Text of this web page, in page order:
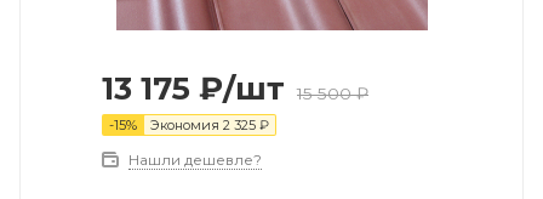
13 175 ₽/шт 15 500₽
-15% Экономия 2 325 ₽
Нашли дешевле?